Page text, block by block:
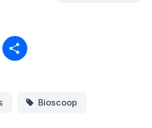
Threads
Bioscoop